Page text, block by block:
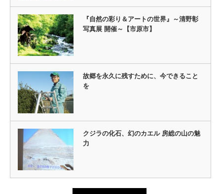
『自然の彩り＆アートの世界』～清野彰
写真展 開催～【市原市】
故郷を永久に残すために、今できること
を
クジラの化石、幻のカエル 房総の山の魅
力